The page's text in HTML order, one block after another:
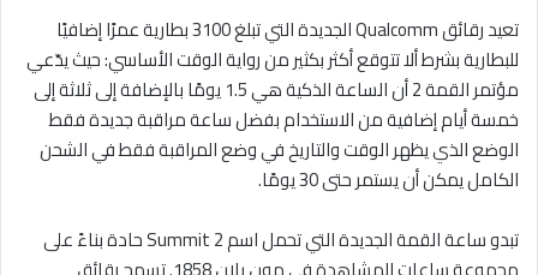
تعيد رقائق Qualcomm الجديدة التي تبلغ 3100 بطارية عمرًا إضافيًا
للبطارية بشرط ألا تتوقع أكثر بكثير من رواية الوقت الأساسي: حيث يدّعي
مؤتمر القمة 2 أن الساعة الذكية هي 1.5 يومًا بالإضافة إلى ثلاثة إلى
خمسة أيام إضافية من الاستخدام بفضل ساعة مراقبة جديدة فقط
الوضع الذي يظهر الوقت والتاريخ في وضع المراقبة فقط في الشحن
الكامل يمكن أن يستمر حتى 30 يومًا.
تبدو ساعة القمة الجديدة التي تحمل اسم Summit 2 حادة بناءً على